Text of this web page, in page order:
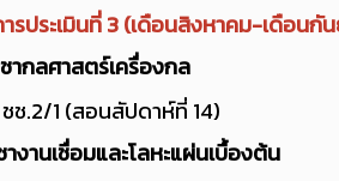
รประเมินที่ 3 (เดือนสิงหาคม-เดือนกั
ากลศาสตร์เครื่องกล
ชช.2/1 (สอนสัปดาห์ที่ 14)
างานเชื่อมและโลหะแผ่นเบื้องต้น